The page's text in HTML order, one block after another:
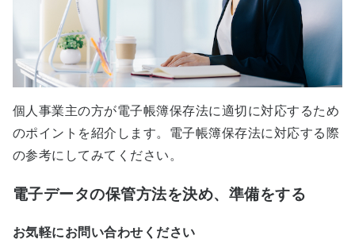
個人事業主の方が電子帳簿保存法に適切に対応するため
のポイントを紹介します。電子帳簿保存法に対応する際
の参考にしてみてください。
電子データの保管方法を決め、準備をする
お気軽にお問い合わせください